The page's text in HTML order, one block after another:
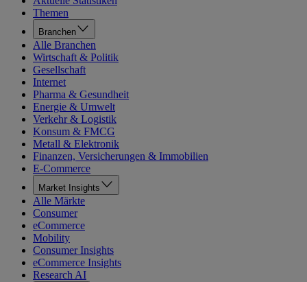
Themen
Branchen
Alle Branchen
Wirtschaft & Politik
Gesellschaft
Internet
Pharma & Gesundheit
Energie & Umwelt
Verkehr & Logistik
Konsum & FMCG
Metall & Elektronik
Finanzen, Versicherungen & Immobilien
E-Commerce
Market Insights
Alle Märkte
Consumer
eCommerce
Mobility
Consumer Insights
eCommerce Insights
Research AI